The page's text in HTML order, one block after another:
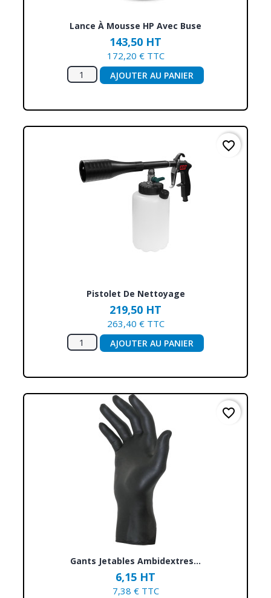
Lance À Mousse HP Avec Buse
143,50 HT
172,20 € TTC
AJOUTER AU PANIER
Pistolet De Nettoyage
219,50 HT
263,40 € TTC
AJOUTER AU PANIER
favorite_border
Gants Jetables Ambidextres...
6,15 HT
7,38 € TTC
favorite_border